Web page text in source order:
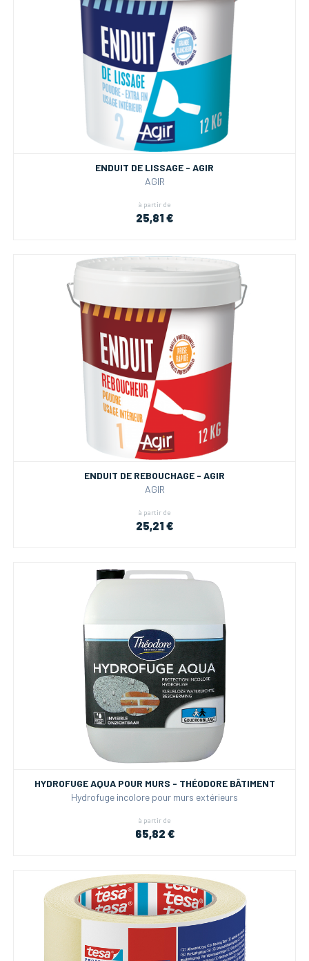
ENDUIT DE LISSAGE - AGIR
AGIR
à partir de
25,81 €
ENDUIT DE REBOUCHAGE - AGIR
AGIR
à partir de
25,21 €
HYDROFUGE AQUA POUR MURS - THÉODORE BÂTIMENT
Hydrofuge incolore pour murs extérieurs
à partir de
65,82 €